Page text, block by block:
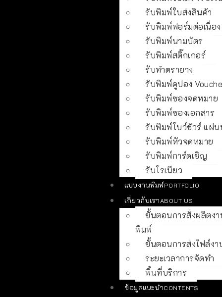
รับพิมพ์ใบส่งสินค้า
รับพิมพ์ฟอร์มต่อเนื่อง
รับพิมพ์นามบัตร
รับพิมพ์สติ๊กเกอร์
รับทำตรายาง
รับพิมพ์คูปอง
รับพิมพ์ซองจดหมาย
รับพิมพ์ซองเอกสาร
รับพิมพ์โบว์ชัวร์ แผ่น
รับพิมพ์หัวจดหมาย
รับพิมพ์การ์ดเชิญ
รับโรเนียว
แบบงานพิมพ์PORTFOLIO
เกี่ยวกับเราABOUT US
ขั้นตอนการสั่งผลิตงา
พิมพ์
ขั้นตอนการส่งไฟล์งา
ระยะเวลาการจัดทำ
พื้นที่บริการ
ข้อมูลแนะนำCONTENTS